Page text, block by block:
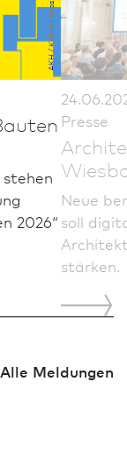
AKH / Kraus Lazos
2026“
Presse
Neue
soll
stärken.
Alle Meldungen